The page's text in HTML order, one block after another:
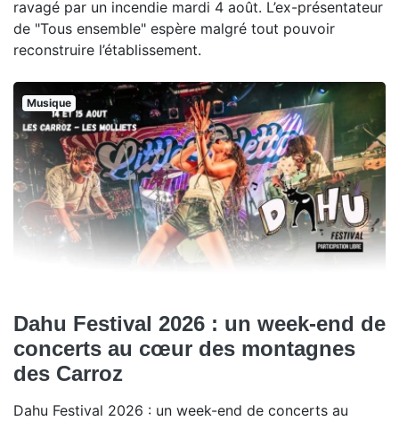
ravagé par un incendie mardi 4 août. L’ex-présentateur
de "Tous ensemble" espère malgré tout pouvoir
reconstruire l’établissement.
Musique
Dahu Festival 2026 : un week-end de
concerts au cœur des montagnes
des Carroz
Dahu Festival 2026 : un week-end de concerts au